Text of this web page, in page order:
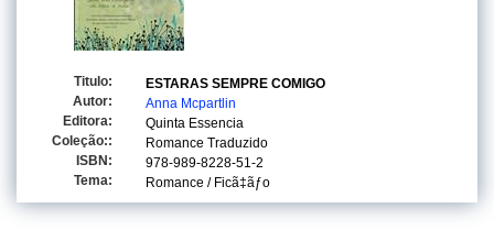
Titulo:
ESTARAS SEMPRE COMIGO
Autor:
Anna Mcpartlin
Editora:
Quinta Essencia
Coleção::
Romance Traduzido
ISBN:
978-989-8228-51-2
Tema:
Romance / Ficã‡ãƒo